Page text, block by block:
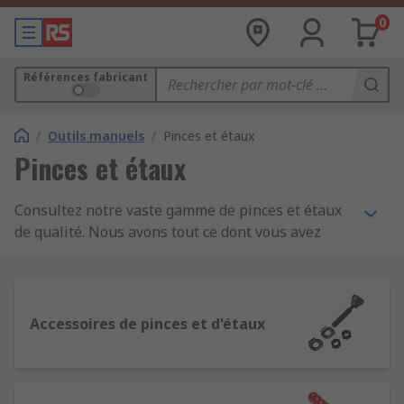
0
Références fabricant
/ Outils manuels / Pinces et étaux
Pinces et étaux
Consultez notre vaste gamme de pinces et étaux
de qualité. Nous avons tout ce dont vous avez
nouveaux doigts de serrage ? Pourquoi ne pas
consulter notre gamme d'accessoires de pince et
Accessoires de pinces et d'étaux